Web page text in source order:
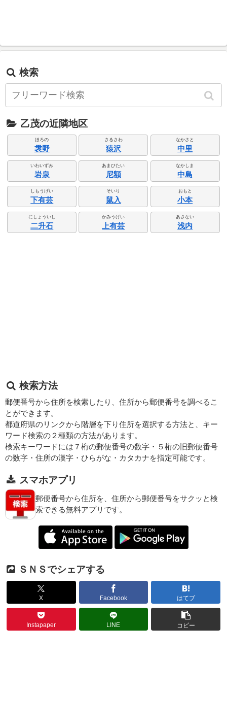
検索
乙茂の近隣地区
ほろの
袰野
さるさわ
猿沢
なかさと
中里
いわいずみ
岩泉
あまひたい
尼額
なかしま
中島
しもうげい
下有芸
そいり
鼠入
おもと
小本
にしょういし
二升石
かみうげい
上有芸
あさない
浅内
検索方法
郵便番号から住所を検索したり、住所から郵便番号を調べるこ
とができます。
都道府県のリンクから階層を下り住所を選択する方法と、キー
ワード検索の２種類の方法があります。
検索キーワードには７桁の郵便番号の数字・５桁の旧郵便番号
の数字・住所の漢字・ひらがな・カタカナを指定可能です。
スマホアプリ
郵便番号から住所を、住所から郵便番号をサクッと検
索できる無料アプリです。
ＳＮＳでシェアする
X Facebook はてブ
Instapaper LINE コピー